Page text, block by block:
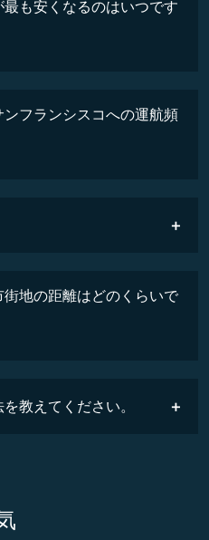
も安くなるのはいつです
フランシスコへの運航頻
地の距離はどのくらいで
教えてください。